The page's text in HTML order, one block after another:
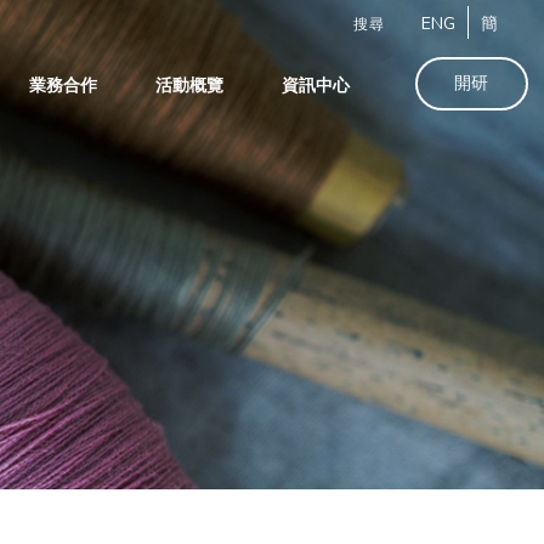
搜尋 ENG 簡
業務合作 活動概覽 資訊中心 開研